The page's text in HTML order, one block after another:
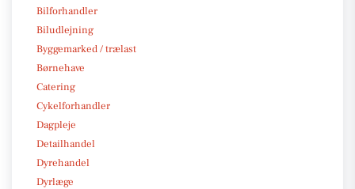
Bilforhandler
Biludlejning
Byggemarked / trælast
Børnehave
Catering
Cykelforhandler
Dagpleje
Detailhandel
Dyrehandel
Dyrlæge